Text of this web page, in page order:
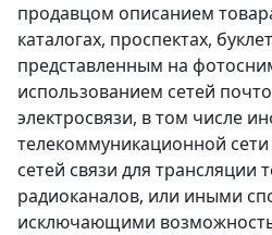
продавцом описанием
каталогах, проспектах,
представленным на
использованием сетей
электросвязи, в том числе
телекоммуникационной
сетей связи для трансляции
радиоканалов, или иными
исключающими